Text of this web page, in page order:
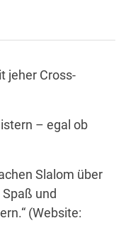
jeher Cross-
– egal ob
Slalom über
und
(Website: